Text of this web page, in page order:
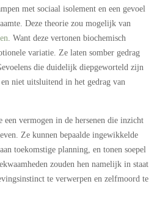
met sociaal isolement en een gevoel
Deze theorie zou mogelijk van
. Want deze vertonen biochemisch
variatie. Ze laten somber gedrag
die duidelijk diepgeworteld zijn
niet uitsluitend in het gedrag van
vermogen in de hersenen die inzicht
Ze kunnen bepaalde ingewikkelde
toekomstige planning, en tonen soepel
zouden hen namelijk in staat
te verwerpen en zelfmoord te